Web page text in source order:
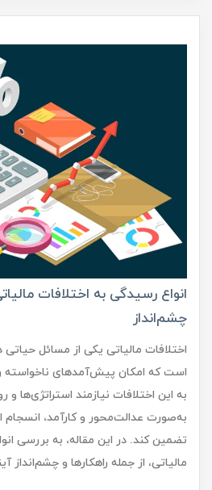
انواع رسیدگی به اختلافات
چشم‌انداز
اختلافات مالیاتی یکی از مسائل حیاتی
است که امکان پیش‌آمدهای ناخواسته
به این اختلافات نیازمند استراتژی‌ها
به‌صورت عدالت‌محور و کارآمد، انسجام
تضمین کند. در این مقاله، به بررسی
مالیاتی، از جمله راهکارها و چشم‌انداز